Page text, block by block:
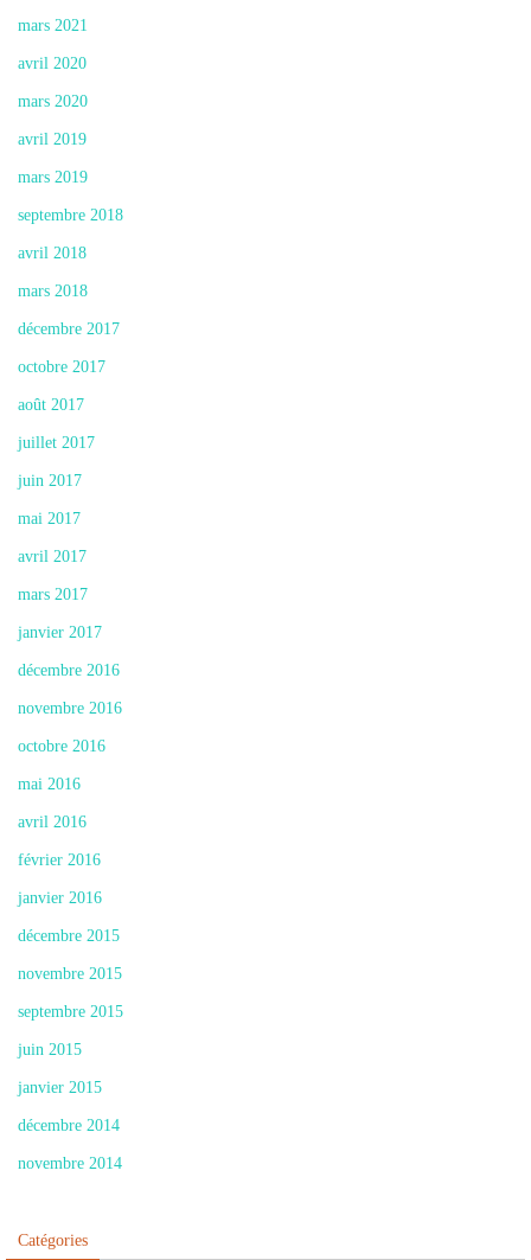
mars 2021
avril 2020
mars 2020
avril 2019
mars 2019
septembre 2018
avril 2018
mars 2018
décembre 2017
octobre 2017
août 2017
juillet 2017
juin 2017
mai 2017
avril 2017
mars 2017
janvier 2017
décembre 2016
novembre 2016
octobre 2016
mai 2016
avril 2016
février 2016
janvier 2016
décembre 2015
novembre 2015
septembre 2015
juin 2015
janvier 2015
décembre 2014
novembre 2014
Catégories